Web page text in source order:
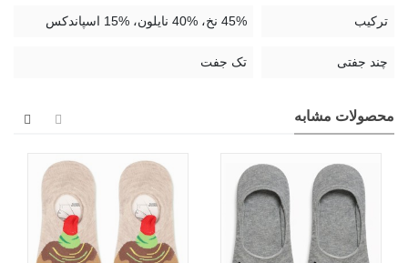
راحتی، جلوه‌ای ظریف و خاص به استایل شما می‌بخشد.
ترکیب 45% نخ، %40 نایلون، %15 اسپاندکس
چند جفتی تک جفت
محصولات مشابه